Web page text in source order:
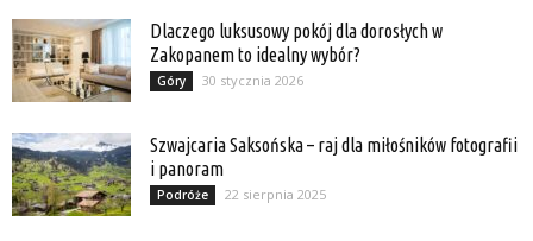
Dlaczego luksusowy pokój dla dorosłych w
Zakopanem to idealny wybór?
Góry 30 stycznia 2026
Szwajcaria Saksońska – raj dla miłośników fotografii
i panoram
Podróże 22 sierpnia 2025